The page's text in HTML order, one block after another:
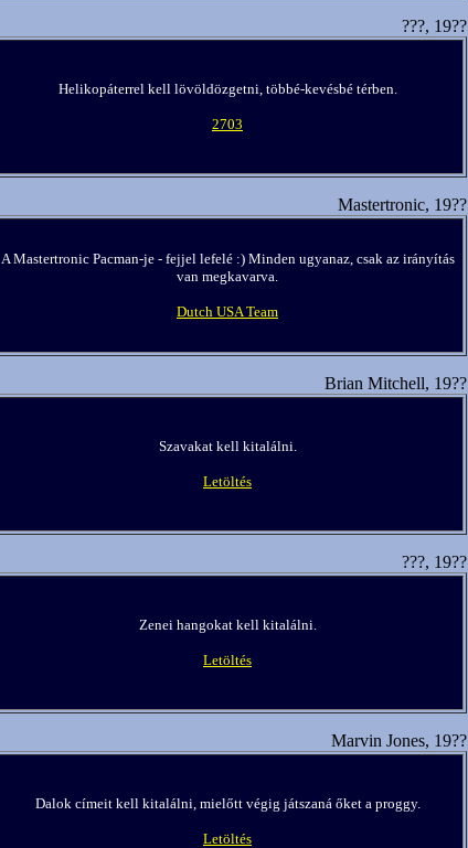
???, 19??
Helikopáterrel kell lövöldözgetni, többé-kevésbé térben.
2703
Mastertronic, 19??
A Mastertronic Pacman-je - fejjel lefelé :) Minden ugyanaz, csak az irányítás
van megkavarva.
Dutch USA Team
Brian Mitchell, 19??
Szavakat kell kitalálni.
Letöltés
???, 19??
Zenei hangokat kell kitalálni.
Letöltés
Marvin Jones, 19??
Dalok címeit kell kitalálni, mielőtt végig játszaná őket a proggy.
Letöltés